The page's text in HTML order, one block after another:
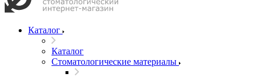
Каталог
Каталог
Стоматологические материалы